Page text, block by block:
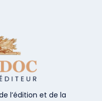
l’édition et de la